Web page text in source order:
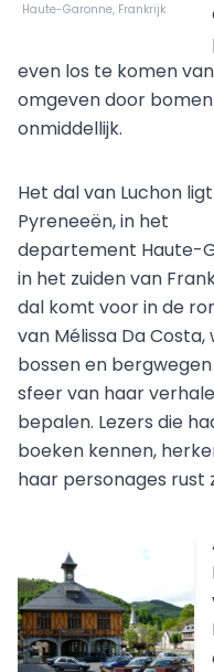
Haute-Garonne, Frankrijk
even los te komen
omgeven door
onmiddellijk.
Het dal van Luchon
Pyreneeën, in het
departement Haute-
in het zuiden van
dal komt voor in de
van Mélissa Da Costa,
bossen en
sfeer van haar
bepalen. Lezers die
boeken kennen,
haar personages rust